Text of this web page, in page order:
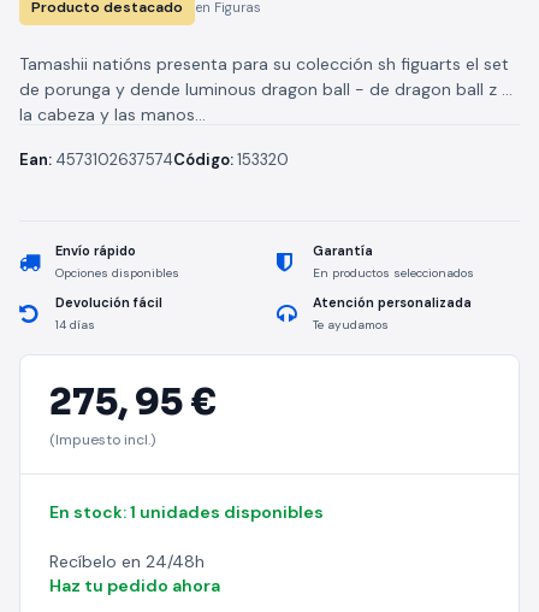
Producto destacado en Figuras
Tamashii natións presenta para su colección sh figuarts el set
de porunga y dende luminous dragon ball - de dragon ball z -
la cabeza y las manos...
Ean: 4573102637574Código:153320
Envío rápido
Opciones disponibles
Garantía
En productos seleccionados
Devolución fácil
14 días
Atención personalizada
Te ayudamos
275,95 €
(Impuesto incl.)
En stock: 1 unidades disponibles
Recíbelo en 24/48h
Haz tu pedido ahora